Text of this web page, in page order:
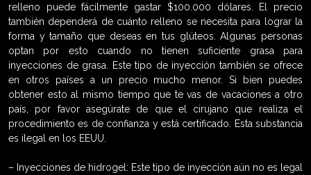
relleno puede fácilmente gastar $100.000 dólares. El precio
también dependerá de cuánto relleno se necesita para lograr la
forma y tamaño que deseas en tus glúteos. Algunas personas
optan por esto cuando no tienen suficiente grasa para
inyecciones de grasa. Este tipo de inyección también se ofrece
en otros países a un precio mucho menor. Si bien puedes
obtener esto al mismo tiempo que te vas de vacaciones a otro
país, por favor asegúrate de que el cirujano que realiza el
procedimiento es de confianza y está certificado. Esta substancia
es ilegal en los EEUU.
– Inyecciones de hidrogel: Este tipo de inyección aún no es legal